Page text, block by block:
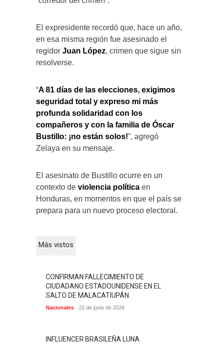
El expresidente recordó que, hace un año,
en esa misma región fue asesinado el
regidor Juan López, crimen que sigue sin
resolverse.
“A 81 días de las elecciones, exigimos
seguridad total y expreso mi más
profunda solidaridad con los
compañeros y con la familia de Óscar
Bustillo: ¡no están solos!”, agregó
Zelaya en su mensaje.
El asesinato de Bustillo ocurre en un
contexto de violencia política en
Honduras, en momentos en que el país se
prepara para un nuevo proceso electoral.
Más vistos
CONFIRMAN FALLECIMIENTO DE
CIUDADANO ESTADOUNIDENSE EN EL
SALTO DE MALACATIUPÁN
Nacionales 22 de junio de 2026
INFLUENCER BRASILEÑA LUNA